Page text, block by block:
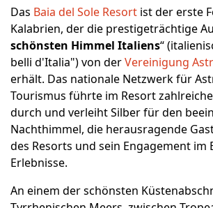
Das Baia del Sole Resort ist der erste
Kalabrien, der die prestigeträchtige
schönsten Himmel Italiens“
belli d'Italia") von derVereinigung
erhält. Das nationale Netzwerk für
Tourismus führte im Resort
durch und verleiht Silber für den
Nachthimmel, die herausragende
des Resorts und sein Engagement im
Erlebnisse.
An einem der schönsten